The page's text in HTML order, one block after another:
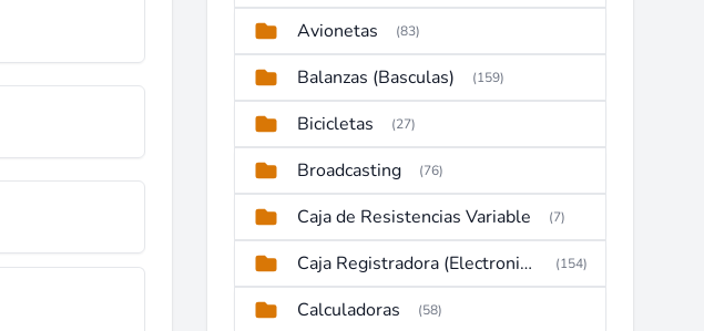
Avionetas (83)
Balanzas (Basculas) (159)
Bicicletas (27)
Broadcasting (76)
Caja de Resistencias Variable (7)
Caja Registradora (Electronic Cash Register) (154)
Calculadoras (58)